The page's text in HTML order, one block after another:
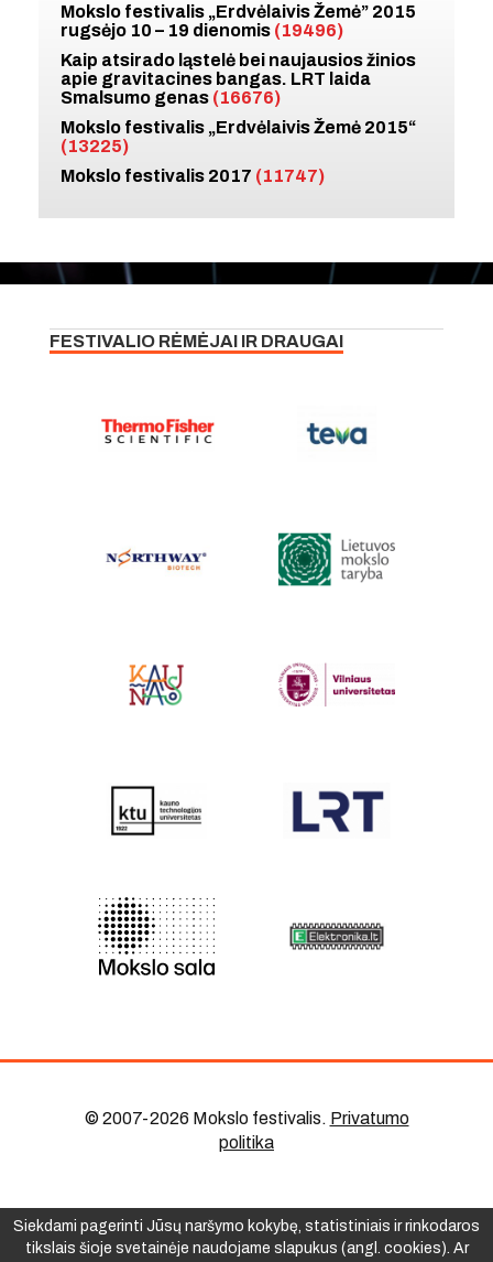
Mokslo festivalis „Erdvėlaivis Žemė” 2015
rugsėjo 10 – 19 dienomis (19496)
Kaip atsirado ląstelė bei naujausios žinios
apie gravitacines bangas. LRT laida
Smalsumo genas (16676)
Mokslo festivalis „Erdvėlaivis Žemė 2015“
(13225)
Mokslo festivalis 2017 (11747)
FESTIVALIO RĖMĖJAI IR DRAUGAI
© 2007-2026 Mokslo festivalis. Privatumo
politika
Siekdami pagerinti Jūsų naršymo kokybę, statistiniais ir rinkodaros
tikslais šioje svetainėje naudojame slapukus (angl. cookies). Ar